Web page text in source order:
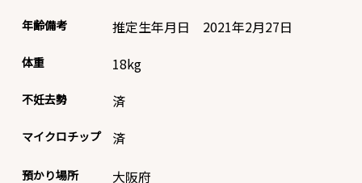
年齢備考 推定生年月日 2021年2月27日
体重 18kg
不妊去勢 済
マイクロチップ 済
預かり場所 大阪府